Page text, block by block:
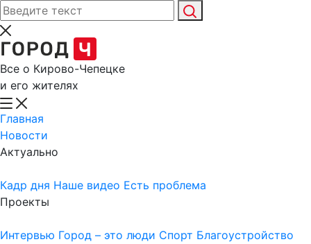
Все о Кирово-Чепецке
и его жителях
Главная
Новости
Актуально
Кадр дня Наше видео Есть проблема
Проекты
Интервью Город – это люди Спорт Благоустройство